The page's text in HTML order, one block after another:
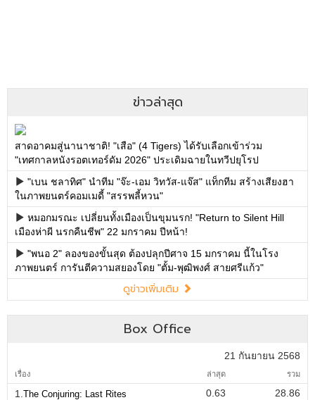
ข่าวล่าสุด
สาดอาคมสู่นานาชาติ! "เสือ" (4 Tigers) ได้รับเลือกเข้าร่วม
"เทศกาลหนังรอตเทอร์ดัม 2026" ประเดิมฉายในทวีปยุโรป
"เบน ชลาทิศ" นำทีม "จ๊ะ-เอม วิทวัส-แจ๊ส" แท็กทีม สร้างเสียงฮา
ในภาพยนตร์คอมเมดี้ "สรรพลี้หวน"
หมอกมรณะ เปลี่ยนทั้งเมืองเป็นขุมนรก! "Return to Silent Hill
เมืองห่าผี นรกคืนชีพ" 22 มกราคม ปีหน้า!
"พนอ 2" ลองของขั้นสุด ต้องปลุกปีศาจ 15 มกราคม นี้ในโรง
ภาพยนตร์ การันตีความสยองโดย "ตั้ม-พุฒิพงศ์ สายศรีแก้ว"
ดูข่าวเพิ่มเติม
Box Office
21 กันยายน 2568
เรื่อง ล่าสุด รวม
1. The Conjuring: Last Rites 0.63
28.86